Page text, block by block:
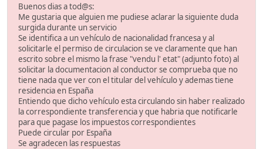
Buenos dias a tod@s:
Me gustaria que alguien me pudiese aclarar la siguiente duda
surgida durante un servicio
Se identifica a un vehículo de nacionalidad francesa y al
solicitarle el permiso de circulacion se ve claramente que han
escrito sobre el mismo la frase "vendu l' etat" (adjunto foto) al
solicitar la documentacion al conductor se comprueba que no
tiene nada que ver con el titular del vehículo y ademas tiene
residencia en España
Entiendo que dicho vehículo esta circulando sin haber realizado
la correspondiente transferencia y que habria que notificarle
para que pagase los impuestos correspondientes
Puede circular por España
Se agradecen las respuestas